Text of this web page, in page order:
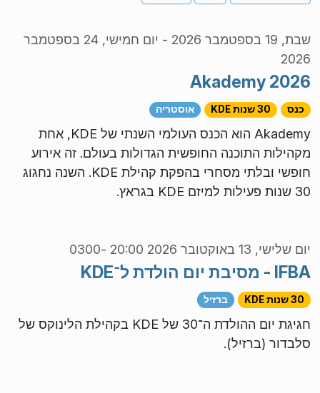
שבת, 19 בספטמבר 2026 -
יום חמישי, 24 בספטמבר
2026
Akademy 2026
כנס 30 שנות KDE אוסטריה
Akademy הוא הכנס העולמי השנתי של KDE, אחת
מקהילות התוכנה החופשית הגדולות בעולם. זה אירוע
חופשי ובלתי מסחרי בהפקת קהילת KDE. השנה נחגוג
30 שנות פעילות למיזם KDE בגראץ.
יום שלישי, 13 באוקטובר 2026 20:00 -0300
IFBA - מסיבת יום הולדת ל־KDE
30 שנות KDE ברזיל
חגיגת יום ההולדת ה־30 של KDE בקהילת הלינוקס של
סלבדור (ברזיל).